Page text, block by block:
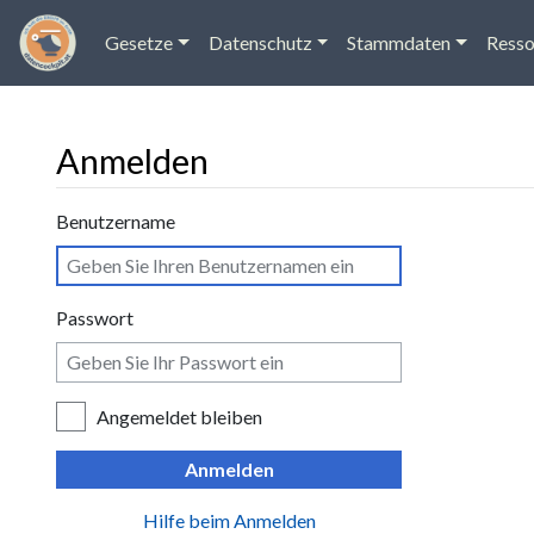
Gesetze Datenschutz Stammdaten
Anmelden
Wechseln zu:Navigation
Benutzername
Passwort
Angemeldet bleiben
Anmelden
Hilfe beim Anmelden